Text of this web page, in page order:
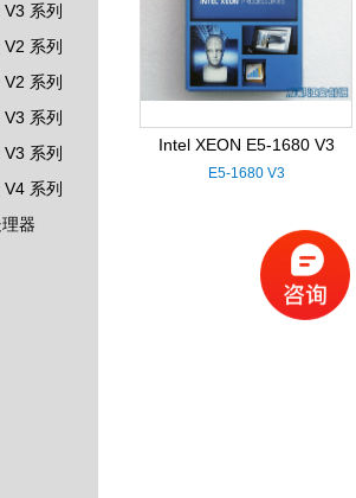
系列
系列
系列
系列
系列
系列
器
Intel XEON E5-1680 V3
E5-1680 V3